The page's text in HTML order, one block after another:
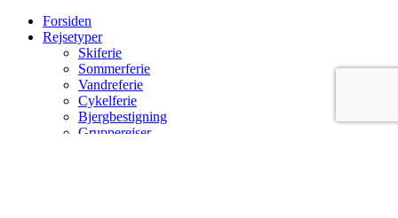
Forsiden
Rejsetyper
Skiferie
Sommerferie
Vandreferie
Cykelferie
Bjergbestigning
Grupperejser